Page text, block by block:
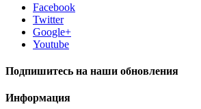
Facebook
Twitter
Google+
Youtube
Подпишитесь на наши обновления
Информация